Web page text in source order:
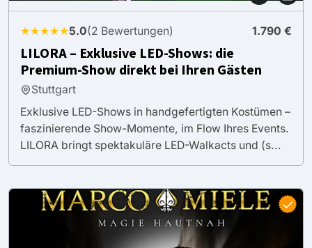
★★★★★5.0(2 Bewertungen) 1.790 €
LILORA – Exklusive LED-Shows: die
Premium-Show direkt bei Ihren Gästen
Stuttgart
Exklusive LED-Shows in handgefertigten Kostümen –
faszinierende Show-Momente, im Flow Ihres Events.
LILORA bringt spektakuläre LED-Walkacts und (s...